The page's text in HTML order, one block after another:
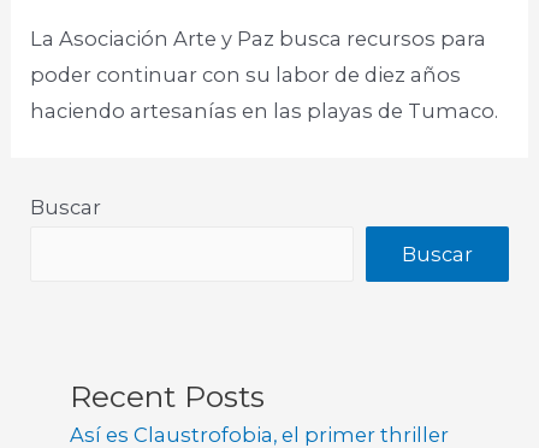
La Asociación Arte y Paz busca recursos para
poder continuar con su labor de diez años
haciendo artesanías en las playas de Tumaco.​
Buscar
Buscar
Recent Posts
Así es Claustrofobia, el primer thriller